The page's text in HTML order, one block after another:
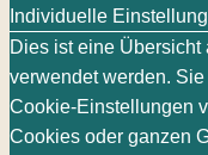
Individuelle
Dies ist eine
verwendet werden.
Cookie-Einstellungen
Cookies oder ganzen